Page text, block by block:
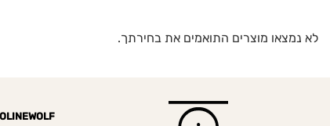
לא נמצאו מוצרים התואמים את בחירתך.